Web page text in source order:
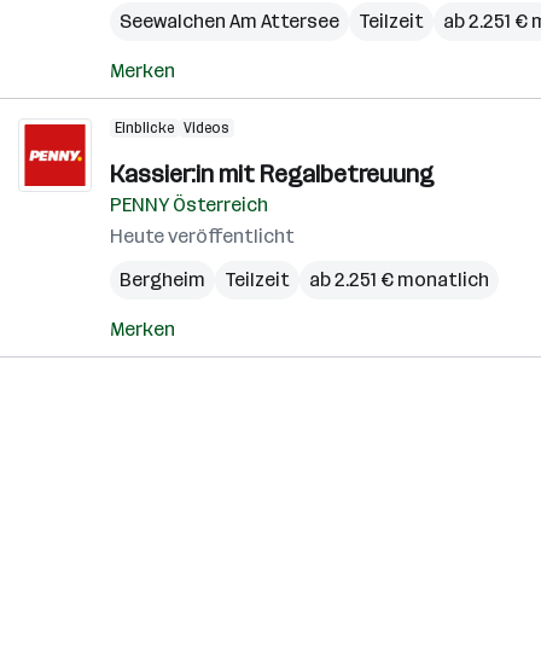
Seewalchen Am Attersee
Teilzeit ab 2.251 €
Merken
Einblicke Videos
Kassier:in mit Regalbetreuung
PENNY Österreich
Heute veröffentlicht
Bergheim
Teilzeit ab 2.251 € monatlich
Merken